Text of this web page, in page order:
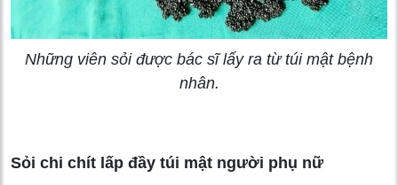
Những viên sỏi được bác sĩ lấy ra từ túi mật bệnh
nhân.
Sỏi chi chít lấp đầy túi mật người phụ nữ